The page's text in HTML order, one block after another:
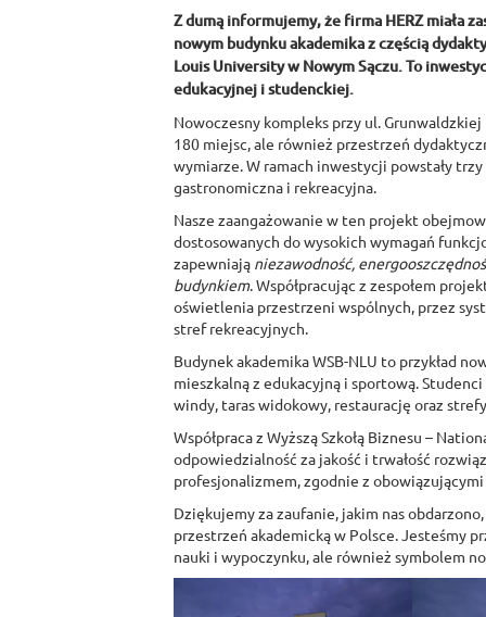
Z dumą informujemy, że firma HERZ miała
nowym budynku akademika z częścią
Louis University w Nowym Sączu. To
edukacyjnej i studenckiej.
Nowoczesny kompleks przy ul.
180 miejsc, ale również przestrzeń
wymiarze. W ramach inwestycji powstały
gastronomiczna i rekreacyjna.
Nasze zaangażowanie w ten projekt
dostosowanych do wysokich wymagań
zapewniają niezawodność,
budynkiem. Współpracując z zespołem
oświetlenia przestrzeni wspólnych, przez
stref rekreacyjnych.
Budynek akademika WSB-NLU to przykład
mieszkalną z edukacyjną i sportową.
windy, taras widokowy, restaurację oraz
Współpraca z Wyższą Szkołą Biznesu –
odpowiedzialność za jakość i trwałość
profesjonalizmem, zgodnie z
Dziękujemy za zaufanie, jakim nas
przestrzeń akademicką w Polsce. Jesteśmy
nauki i wypoczynku, ale również symbolem